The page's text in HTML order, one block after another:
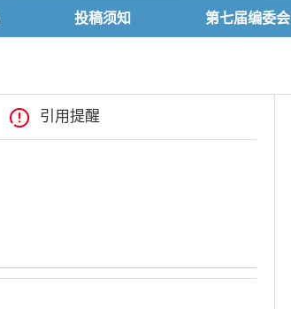
投稿须知 第七届编委会
引用提醒